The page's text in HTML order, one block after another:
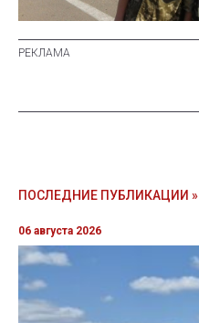
ПОСЛЕДНИЕ ПУБЛИКАЦИИ »
06 августа 2026